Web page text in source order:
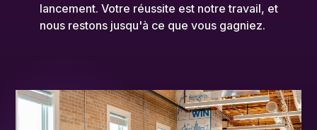
lancement. Votre réussite est notre travail, et
nous restons jusqu'à ce que vous gagniez.